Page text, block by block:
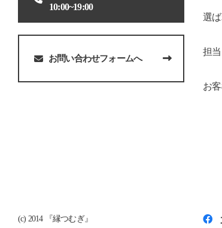
10:00~19:00
お問い合わせフォームへ
選
担
お
(c) 2014 『縁つむぎ』